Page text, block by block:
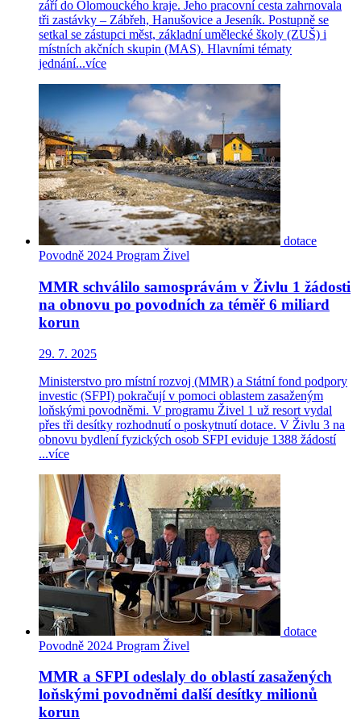
září do Olomouckého kraje. Jeho pracovní cesta zahrnovala
tři zastávky – Zábřeh, Hanušovice a Jeseník. Postupně se
setkal se zástupci měst, základní umělecké školy (ZUŠ) i
místních akčních skupin (MAS). Hlavními tématy
jednání...více
dotace
Povodně 2024 Program Živel
MMR schválilo samosprávám v Živlu 1 žádosti
na obnovu po povodních za téměř 6 miliard
korun
29. 7. 2025
Ministerstvo pro místní rozvoj (MMR) a Státní fond podpory
investic (SFPI) pokračují v pomoci oblastem zasaženým
loňskými povodněmi. V programu Živel 1 už resort vydal
přes tři desítky rozhodnutí o poskytnutí dotace. V Živlu 3 na
obnovu bydlení fyzických osob SFPI eviduje 1388 žádostí
...více
dotace
Povodně 2024 Program Živel
MMR a SFPI odeslaly do oblastí zasažených
loňskými povodněmi další desítky milionů
korun